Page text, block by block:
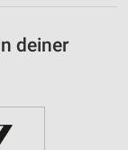
deiner